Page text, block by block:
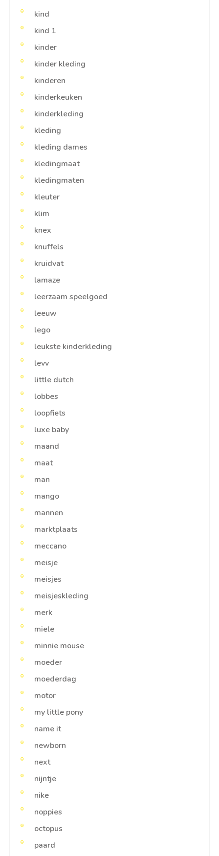
kind
kind 1
kinder
kinder kleding
kinderen
kinderkeuken
kinderkleding
kleding
kleding dames
kledingmaat
kledingmaten
kleuter
klim
knex
knuffels
kruidvat
lamaze
leerzaam speelgoed
leeuw
lego
leukste kinderkleding
levv
little dutch
lobbes
loopfiets
luxe baby
maand
maat
man
mango
mannen
marktplaats
meccano
meisje
meisjes
meisjeskleding
merk
miele
minnie mouse
moeder
moederdag
motor
my little pony
name it
newborn
next
nijntje
nike
noppies
octopus
paard